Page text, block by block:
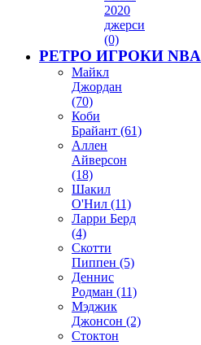
2020
джерси
(0)
РЕТРО ИГРОКИ NBA
Майкл
Джордан
(70)
Коби
Брайант (61)
Аллен
Айверсон
(18)
Шакил
О'Нил (11)
Ларри Берд
(4)
Скотти
Пиппен (5)
Деннис
Родман (11)
Мэджик
Джонсон (2)
Стоктон